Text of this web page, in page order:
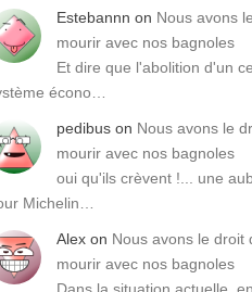
Estebannn on Nous avons
mourir avec nos bagnoles
Et dire que l'abolition d'un
écono…
pedibus on Nous avons le
mourir avec nos bagnoles
oui qu'ils crèvent !... une
Michelin…
Alex on Nous avons le droit
mourir avec nos bagnoles